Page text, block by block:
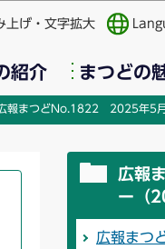
上げ・文字拡大
紹介 まつどの
報まつどNo.1822 2025年5
広報
ー（
広報ま